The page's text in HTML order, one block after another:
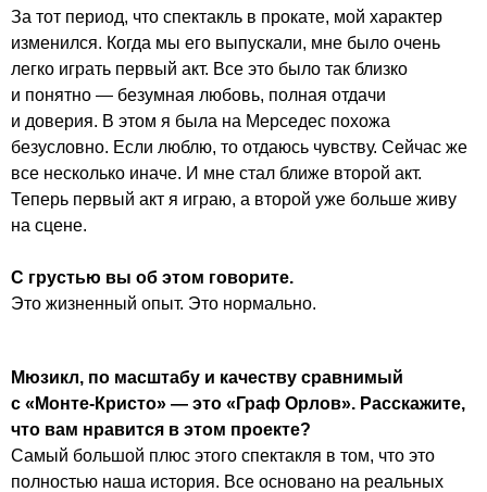
За тот период, что спектакль в прокате, мой характер
изменился. Когда мы его выпускали, мне было очень
легко играть первый акт. Все это было так близко
и понятно — безумная любовь, полная отдачи
и доверия. В этом я была на Мерседес похожа
безусловно. Если люблю, то отдаюсь чувству. Сейчас же
все несколько иначе. И мне стал ближе второй акт.
Теперь первый акт я играю, а второй уже больше живу
на сцене.
С грустью вы об этом говорите.
Это жизненный опыт. Это нормально.
Мюзикл, по масштабу и качеству сравнимый
с «Монте-Кристо» — это «Граф Орлов». Расскажите,
что вам нравится в этом проекте?
Самый большой плюс этого спектакля в том, что это
полностью наша история. Все основано на реальных